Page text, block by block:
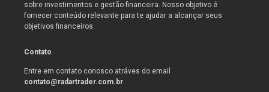
sobre investimentos e gestão financeira. Nosso objetivo é
fornecer conteúdo relevante para te ajudar a alcançar seus
objetivos financeiros.
Contato
Entre em contato conosco atráves do email
contato@radartrader.com.br